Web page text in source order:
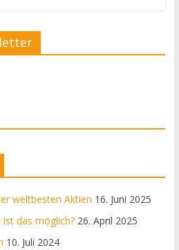
weltbesten Aktien 16. Juni 2025
das möglich? 26. April 2025
10. Juli 2024